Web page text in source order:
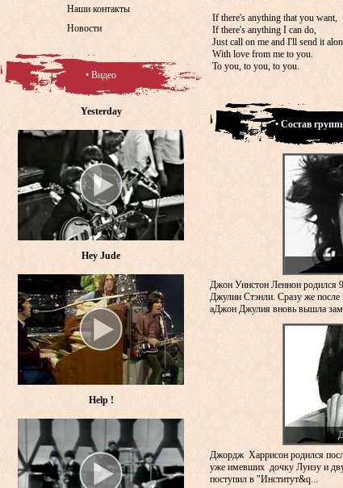
If there's anything that you want,
If there's anything I can do,
Just call on me and I'll send it
With love from me to you.
To you, to you, to you.
• Состав
Джон Уинстон Леннон родился
Джулии Стэнли. Сразу же после
аДжон Джулия вновь вышла
Джордж Харрисон родился
уже имевших дочку Луизу и
поступил в "Институт&q...
Наши контакты
Новости
• Видео
Yesterday
Hey Jude
Help !